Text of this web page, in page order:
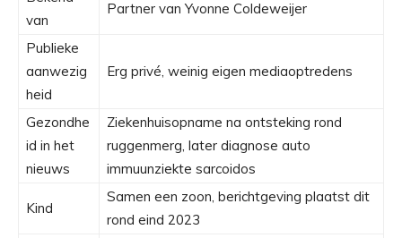
van
Partner van Yvonne Coldeweijer
Publieke
aanwezig
heid
Erg privé, weinig eigen mediaoptredens
Gezondhe
id in het
nieuws
Ziekenhuisopname na ontsteking rond
ruggenmerg, later diagnose auto
immuunziekte sarcoidos
Kind
Samen een zoon, berichtgeving plaatst dit
rond eind 2023